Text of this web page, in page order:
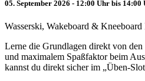
05. September 2026 - 12:00 Uhr bis 14:00
Wasserski, Wakeboard &
Lerne die Grundlagen direkt von
und maximalem Spaßfaktor beim
kannst du direkt sicher im „Üben-